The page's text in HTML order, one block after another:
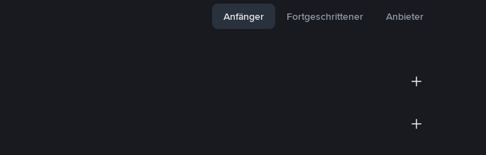
Anfänger Fortgeschrittener Anbieter